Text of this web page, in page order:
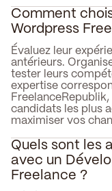
Comment
Wordpress
Évaluez leur
antérieurs.
tester leurs
expertise
candidats les plus
maximiser vos
Quels sont les
avec un
Freelance ?